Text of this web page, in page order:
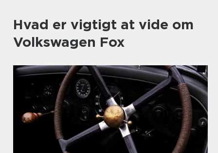
Hvad er vigtigt at vide om
Volkswagen Fox